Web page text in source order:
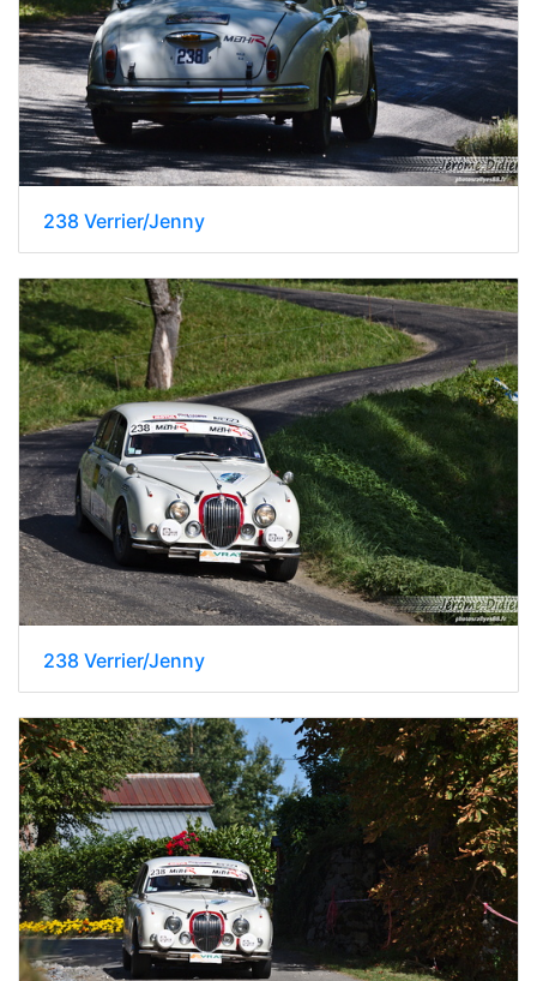
238 Verrier/Jenny
238 Verrier/Jenny